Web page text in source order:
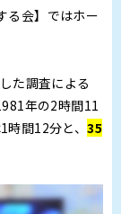
る会】ではホー
た調査による
年の2時間11
時間12分と、35